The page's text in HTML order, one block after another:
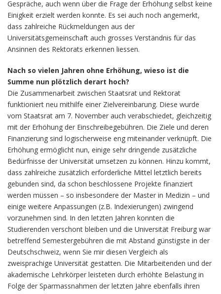
Gespräche, auch wenn über die Frage der Erhöhung selbst keine
Einigkeit erzielt werden konnte. Es sei auch noch angemerkt,
dass zahlreiche Rückmeldungen aus der
Universitätsgemeinschaft auch grosses Verständnis für das
Ansinnen des Rektorats erkennen liessen.
Nach so vielen Jahren ohne Erhöhung, wieso ist die
Summe nun plötzlich derart hoch?
Die Zusammenarbeit zwischen Staatsrat und Rektorat
funktioniert neu mithilfe einer Zielvereinbarung. Diese wurde
vom Staatsrat am 7. November auch verabschiedet, gleichzeitig
mit der Erhöhung der Einschreibegebühren. Die Ziele und deren
Finanzierung sind logischerweise eng miteinander verknüpft. Die
Erhöhung ermöglicht nun, einige sehr dringende zusätzliche
Bedürfnisse der Universität umsetzen zu können. Hinzu kommt,
dass zahlreiche zusätzlich erforderliche Mittel letztlich bereits
gebunden sind, da schon beschlossene Projekte finanziert
werden müssen – so insbesondere der Master in Medizin – und
einige weitere Anpassungen (z.B. Indexierungen) zwingend
vorzunehmen sind. In den letzten Jahren konnten die
Studierenden verschont bleiben und die Universität Freiburg war
betreffend Semestergebühren die mit Abstand günstigste in der
Deutschschweiz, wenn Sie mir diesen Vergleich als
zweisprachige Universität gestatten. Die Mitarbeitenden und der
akademische Lehrkörper leisteten durch erhöhte Belastung in
Folge der Sparmassnahmen der letzten Jahre ebenfalls ihren